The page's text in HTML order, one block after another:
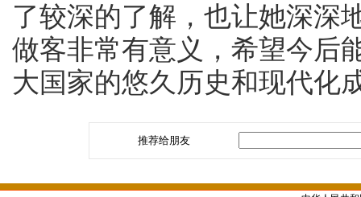
了较深的了解，也让她深深
做客非常有意义，希望今后
大国家的悠久历史和现代化
推荐给朋友